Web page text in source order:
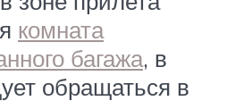
комната
багажа, в
обращаться в